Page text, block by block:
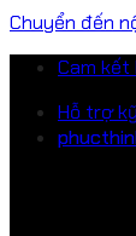
Chuyển đến
Cam kết
Hỗ trợ